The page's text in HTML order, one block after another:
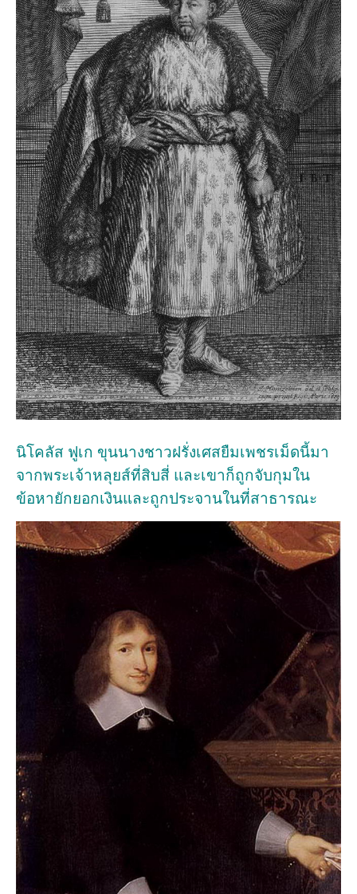
นิโคลัส ฟูเก ขุนนางชาวฝรั่งเศสยืมเพชรเม็ดนี้มา
จากพระเจ้าหลุยส์ที่สิบสี่ และเขาก็ถูกจับกุมใน
ข้อหายักยอกเงินและถูกประจานในที่สาธารณะ